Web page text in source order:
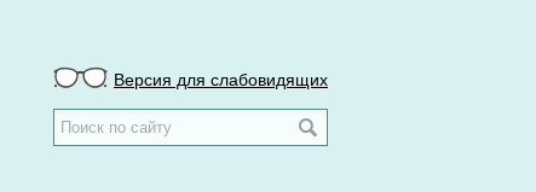
Версия для слабовидящих